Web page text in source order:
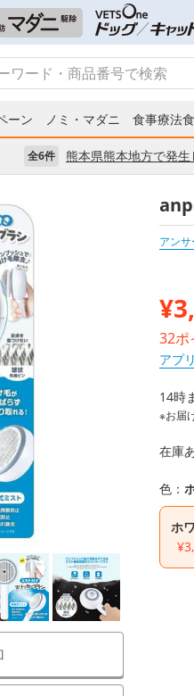
ーン ノミ・マダニ 食事療法食
全6件 熊本県熊本地方で発
アンサ
¥
32ポ
アプ
14時
※お届
在庫
色：
ホ